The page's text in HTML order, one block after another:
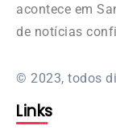
acontece em
de notícias
© 2023, todos
Links